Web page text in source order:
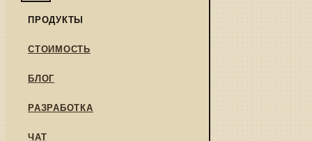
ПРОДУКТЫ
СТОИМОСТЬ
БЛОГ
РАЗРАБОТКА
ЧАТ